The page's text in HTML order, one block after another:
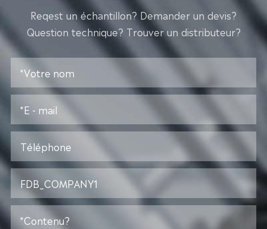
Reqest un échantillon? Demander un devis?
Question technique? Trouver un distributeur?